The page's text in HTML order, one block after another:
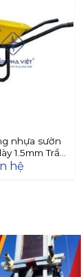
nhựa sườn
1.5mm Trần
hệ